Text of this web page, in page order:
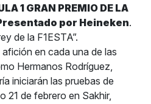
1 GRAN PREMIO DE LA
Presentado por Heineken.
de la F1ESTA”.
en cada una de las
Hermanos Rodríguez,
iniciarán las pruebas de
21 de febrero en Sakhir,